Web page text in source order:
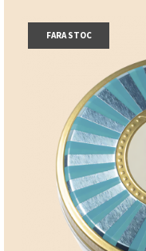
FARA STOC